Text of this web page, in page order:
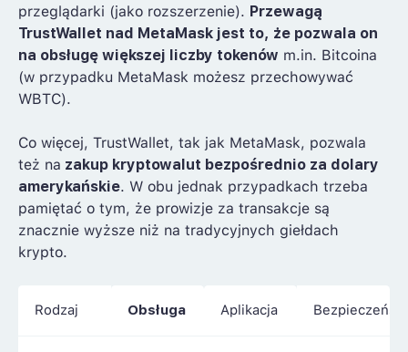
przeglądarki (jako rozszerzenie). Przewagą
TrustWallet nad MetaMask jest to, że pozwala on
na obsługę większej liczby tokenów m.in. Bitcoina
(w przypadku MetaMask możesz przechowywać
WBTC).
Co więcej, TrustWallet, tak jak MetaMask, pozwala
też na zakup kryptowalut bezpośrednio za dolary
amerykańskie. W obu jednak przypadkach trzeba
pamiętać o tym, że prowizje za transakcje są
znacznie wyższe niż na tradycyjnych giełdach
krypto.
Rodzaj Obsługa Aplikacja